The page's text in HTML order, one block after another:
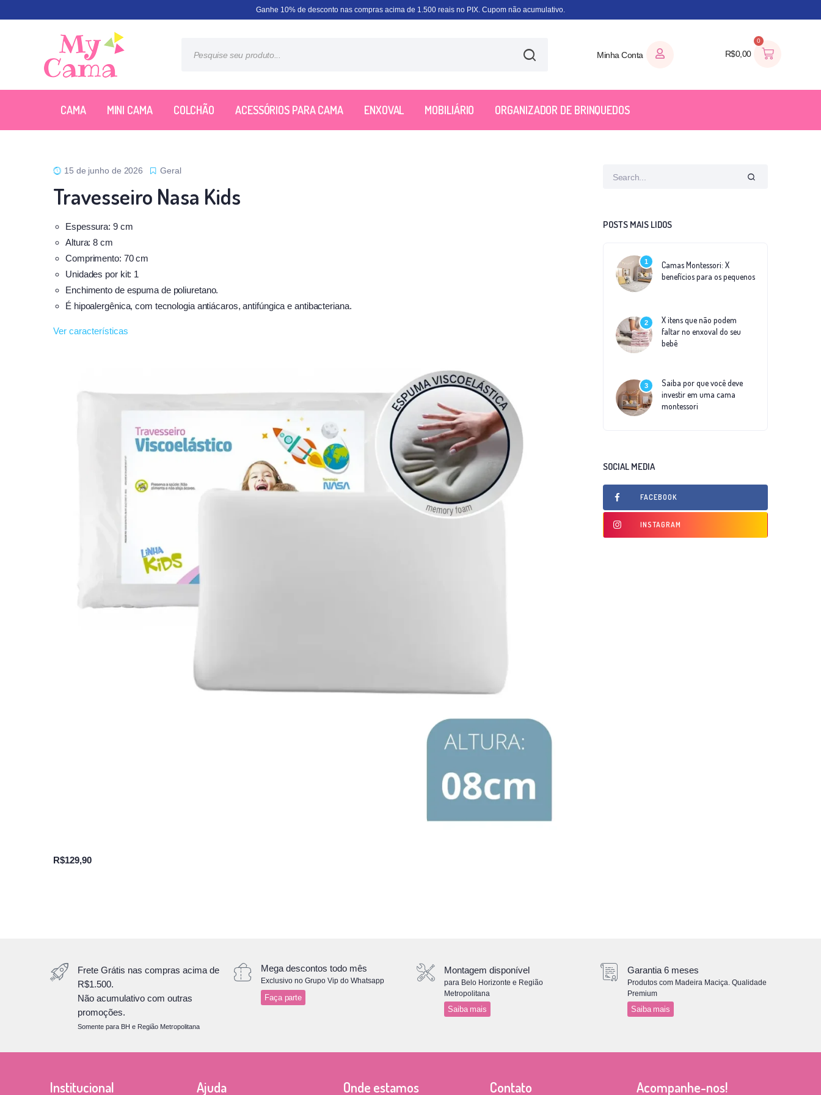
Ganhe 10% de desconto nas compras acima de 1.500 reais no PIX. Cupom não acumulativo.
Minha Conta R$0,00
0
CAMA MINI CAMA COLCHÃO ACESSÓRIOS PARA CAMA ENXOVAL MOBILIÁRIO ORGANIZADOR DE BRINQUEDOS
15 de junho de 2026 Geral
Travesseiro Nasa Kids
Espessura: 9 cm
Altura: 8 cm
Comprimento: 70 cm
Unidades por kit: 1
Enchimento de espuma de poliuretano.
É hipoalergênica, com tecnologia antiácaros, antifúngica e antibacteriana.
Ver características
R$129,90
POSTS MAIS LIDOS
1
Camas Montessori: X
benefícios para os pequenos
2
X itens que não podem
faltar no enxoval do seu
bebê
3
Saiba por que você deve
investir em uma cama
montessori
SOCIAL MEDIA
FACEBOOK
INSTAGRAM
Frete Grátis nas compras acima de
R$1.500.
Não acumulativo com outras
promoções.
Somente para BH e Região Metropolitana
Mega descontos todo mês
Exclusivo no Grupo Vip do Whatsapp
Faça parte
Montagem disponível
para Belo Horizonte e Região
Metropolitana
Saiba mais
Garantia 6 meses
Produtos com Madeira Maciça. Qualidade
Premium
Saiba mais
Institucional Ajuda Onde estamos Contato Acompanhe-nos!